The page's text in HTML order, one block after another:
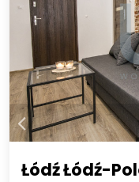
Łódź Łódź-